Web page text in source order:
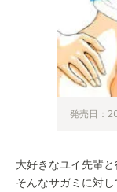
発売日：
大好きなユイ先輩
そんなサガミに対